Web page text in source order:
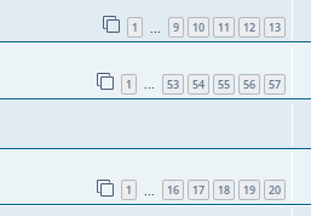
1 9 10 11 12 13
1 ... 53 54 55 56 57
1 16 17 18 19 20